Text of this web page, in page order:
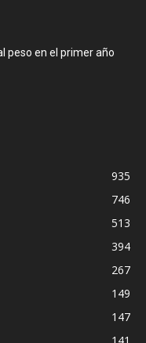
peso en el primer año
935
746
513
394
267
149
147